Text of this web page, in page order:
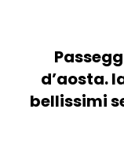
d’aosta.
bellissimi